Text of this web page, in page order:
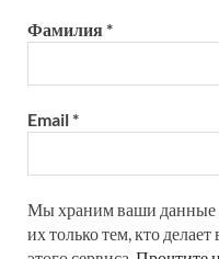
Фамилия*
Email*
Мы храним ваши данные
их только тем, кто